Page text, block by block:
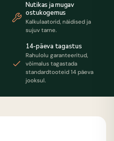
Nutikas ja mugav
ostukogemus
Kalkulaatorid, näidised ja
sujuv tarne.
14-päeva tagastus
Rahulolu garanteeritud,
võimalus tagastada
standardtooteid 14 päeva
jooksul.